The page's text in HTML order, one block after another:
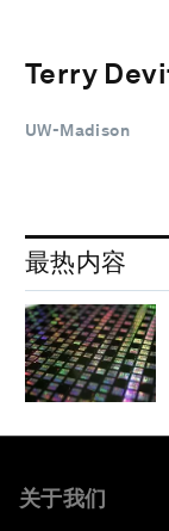
Terry
UW-Madison
最热内容
关于我们